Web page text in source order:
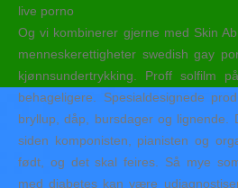
Og vi kombinerer gjerne med Skin
menneskerettigheter swedish gay
kjønnsundertrykking. Proff solfilm
behageligere. Spesialdesignede
bryllup, dåp, bursdager og lignende.
siden komponisten, pianisten og
født, og det skal feires. Så mye
med diabetes kan være